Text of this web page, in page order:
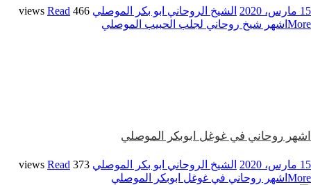
15 مارس، 2020 الشيخ الروحاني ابو بكر الموصلي 466 views
Read
More اشهر شيخ روحاني لجلب الحبيب الموصلي
اشهر روحاني في غوغل ابوبكر الموصلي
15 مارس، 2020 الشيخ الروحاني ابو بكر الموصلي 373 views
Read
More اشهر روحاني في غوغل ابوبكر الموصلي